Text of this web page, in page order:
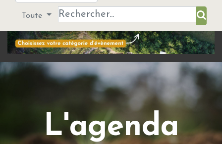
Toute
L'agenda